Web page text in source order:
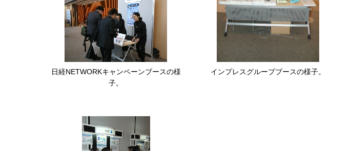
日経NETWORKキャンペーンブースの様
子。
インプレスグループブースの様子。